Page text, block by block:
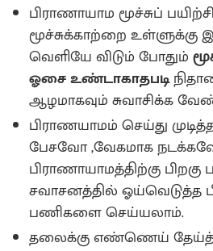
பிராணாயாம மூச்சுப்
மூச்சுக்காற்றை உள்ளுக்கு
வெளியே விடும் போதும்
ஓசை உண்டாகாதபடி
ஆழமாகவும் சுவாசிக்க
பிராணயாமம் செய்து
பேசவோ ,வேகமாக
பிராணாயாமத்திற்கு பிறகு
சவாசனத்தில் ஓய்வெடுத்த
பணிகளை செய்யலாம்.
தலைக்கு எண்ணெய்